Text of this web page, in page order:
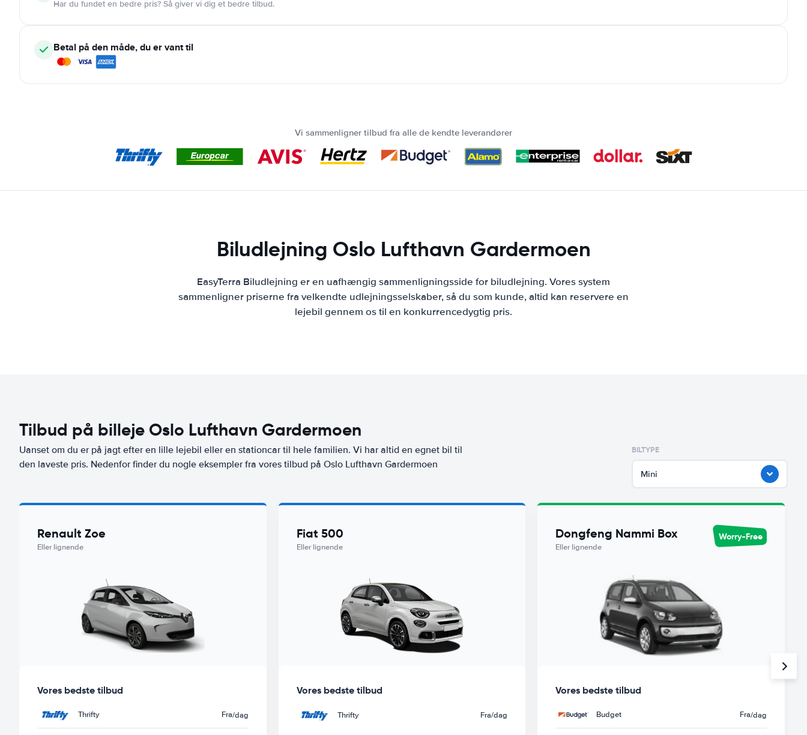
Har du fundet en bedre pris? Så giver vi dig et bedre tilbud.
Betal på den måde, du er vant til
Vi sammenligner tilbud fra alle de kendte leverandører
Biludlejning Oslo Lufthavn Gardermoen
EasyTerra Biludlejning er en uafhængig sammenligningsside for biludlejning. Vores system
sammenligner priserne fra velkendte udlejningsselskaber, så du som kunde, altid kan reservere en
lejebil gennem os til en konkurrencedygtig pris.
Tilbud på billeje Oslo Lufthavn Gardermoen
Uanset om du er på jagt efter en lille lejebil eller en stationcar til hele familien. Vi har altid en egnet bil til
den laveste pris. Nedenfor finder du nogle eksempler fra vores tilbud på Oslo Lufthavn Gardermoen
BILTYPE
Mini
Renault Zoe
Eller lignende
Vores bedste tilbud
Thrifty Fra/dag
Fiat 500
Eller lignende
Vores bedste tilbud
Thrifty Fra/dag
Dongfeng Nammi Box
Eller lignende
Worry-Free
Vores bedste tilbud
Budget Fra/dag